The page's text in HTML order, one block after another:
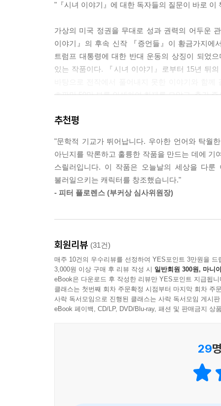
"『시녀 이야기』에 대한 독자들의 질문이 바로
가상의 미국 정권을 무대로 성과 권력의 어두운
이야기』의 후속 신작 『증언들』이 황금가지에
트럼프 대통령에 대한 반대 운동의 상징이 되었
있는 작품이다. 『시녀 이야기』로부터 15년 뒤
초판만 50만 부를 인쇄하여 화제를 모았고, 출간
질문 덕이다! 또 다른 영감이 있다면 우리가 살고
애트우드의 팬이라면 거부할 수 없는 싸늘한 초대
- [피플]
빠르고 몰입감이 대단한 서사는 멜로드라마적인
- [뉴욕 타임스]
『증언들』은 본편에 값하는 문학적 고전이
애트우드의 능력 덕분이기도 하다.
- [USA 투데이]
시대의 불안을 끌어오는 창작에 마거릿 애트우드
추천평
"문학적 기교가 뛰어납니다. 우아한 언어와 탁월
아닌지를 막론하고 훌륭한 작품을 만드는 데에
스릴러입니다. 이 작품은 오늘날의 세상을 다
불러일으키는 캐릭터를 창조했습니다."
- 피터 플로렌스 (부커상 심사위원장)
회원리뷰 (31건)
매주 10건의 우수리뷰를 선정하여 YES포인트 3만원을 드
3,000원 이상 구매 후 리뷰 작성 시 일반회원 300원, 마니
eBook은 다운로드 후 작성한 리뷰만 YES포인트 지급됩니
클래스는 첫번째 회차 주문확정 시점부터 마지막 회차 주
사락 독서모임으로 진행된 클래스는 사락 독서모임 게시
eBook 페이백, CD/LP, DVD/Blu-ray, 패션 및 판매금지 상
29